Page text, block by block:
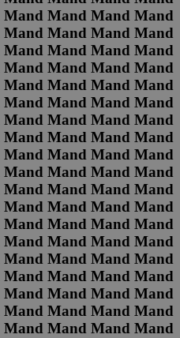
Mand Mand Mand
Mand Mand Mand
Mand Mand Mand
Mand Mand Mand
Mand Mand Mand
Mand Mand Mand
Mand Mand Mand
Mand Mand Mand
Mand Mand Mand
Mand Mand Mand
Mand Mand Mand
Mand Mand Mand
Mand Mand Mand
Mand Mand Mand
Mand Mand Mand
Mand Mand Mand
Mand Mand Mand
Mand Mand Mand
Mand Mand Mand